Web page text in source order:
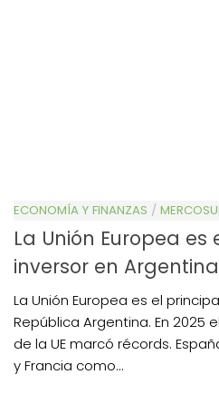
ECONOMÍA Y FINANZAS /
La Unión Europea
inversor en Argentina
La Unión Europea es el
República Argentina. En 2025
de la UE marcó récords.
y Francia como...